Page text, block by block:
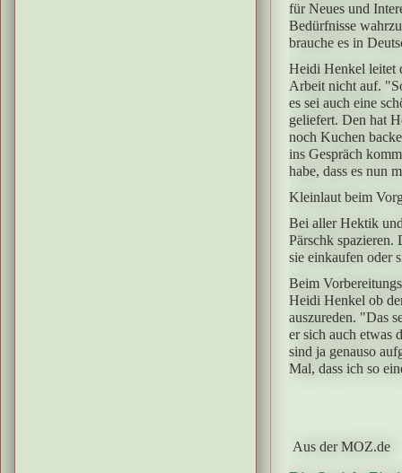
für Neues und
Bedürfnisse
brauche es in
Heidi Henkel leitet
Arbeit nicht auf.
es sei auch eine
geliefert. Den hat
noch Kuchen
ins Gespräch
habe, dass es nun
Kleinlaut beim
Bei aller Hektik
Pärschk
sie einkaufen oder
Beim
Heidi Henkel ob
auszureden. "Das
er sich auch etwas
sind ja genauso
Mal, dass ich so
Aus der MOZ.de